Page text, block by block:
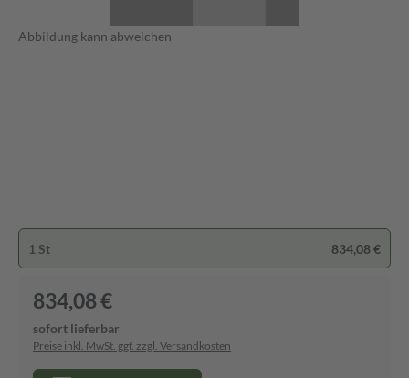
Abbildung kann abweichen
1 St 834,08 €
834,08 €
sofort lieferbar
Preise inkl. MwSt. ggf. zzgl. Versandkosten